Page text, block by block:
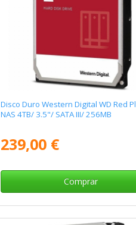
Disco Duro Western Digital WD Red
NAS 4TB/ 3.5"/ SATA III/ 256MB
239,00 €
Comprar